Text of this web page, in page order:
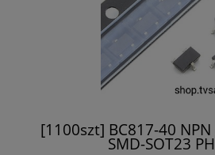
[1100szt] BC817-40
SMD-SOT23